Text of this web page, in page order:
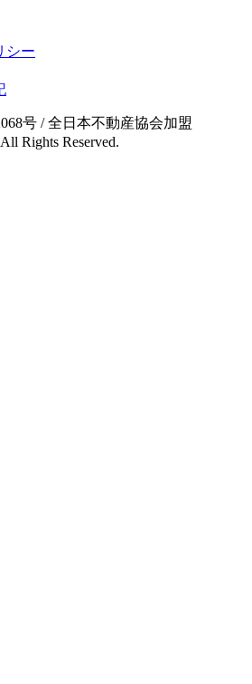
シー
号 / 全日本不動産協会加盟
All Rights Reserved.